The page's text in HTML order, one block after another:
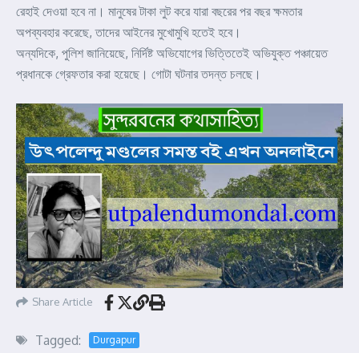
রেহাই দেওয়া হবে না। মানুষের টাকা লুট করে যারা বছরের পর বছর ক্ষমতার
অপব্যবহার করেছে, তাদের আইনের মুখোমুখি হতেই হবে।
অন্যদিকে, পুলিশ জানিয়েছে, নির্দিষ্ট অভিযোগের ভিত্তিতেই অভিযুক্ত পঞ্চায়েত
প্রধানকে গ্রেফতার করা হয়েছে। গোটা ঘটনার তদন্ত চলছে।
Share Article
Tagged: Durgapur